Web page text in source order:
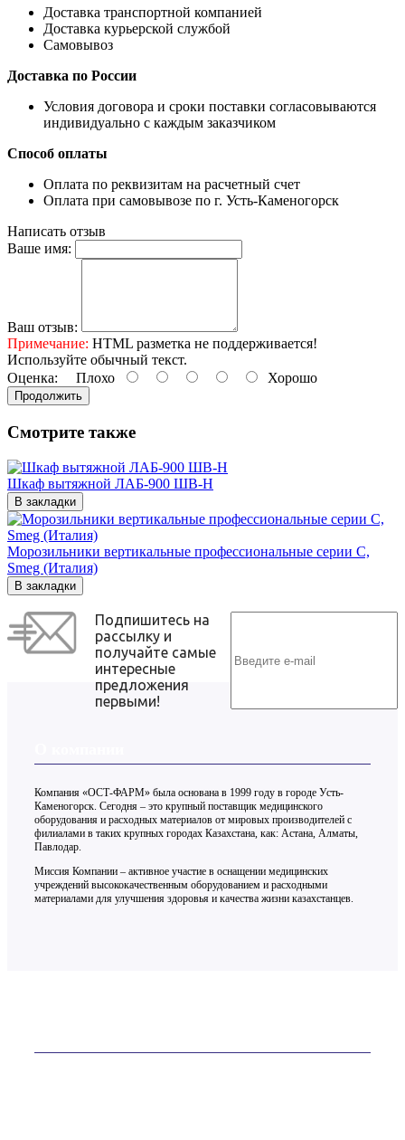
Доставка транспортной компанией
Доставка курьерской службой
Самовывоз
Доставка по России
Условия договора и сроки поставки согласовываются
индивидуально с каждым заказчиком
Способ оплаты
Оплата по реквизитам на расчетный счет
Оплата при самовывозе по г. Усть-Каменогорск
Написать отзыв
Ваше имя:
Ваш отзыв:
Примечание: HTML разметка не поддерживается!
Используйте обычный текст.
Оценка: Плохо Хорошо
Продолжить
Смотрите также
Шкаф вытяжной ЛАБ-900 ШВ-Н
В закладки
Морозильники вертикальные профессиональные серии С,
Smeg (Италия)
В закладки
Подпишитесь на
рассылку и
получайте самые
интересные
предложения
первыми!
Компания «ОСТ-ФАРМ» была основана в 1999 году в городе Усть-
Каменогорск. Сегодня – это крупный поставщик медицинского
оборудования и расходных материалов от мировых производителей с
филиалами в таких крупных городах Казахстана, как: Астана, Алматы,
Павлодар.
Миссия Компании – активное участие в оснащении медицинских
учреждений высококачественным оборудованием и расходными
материалами для улучшения здоровья и качества жизни казахстанцев.